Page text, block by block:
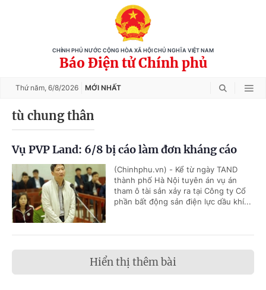
CHÍNH PHỦ NƯỚC CỘNG HÒA XÃ HỘI CHỦ NGHĨA VIỆT NAM
Báo Điện tử Chính phủ
Thứ năm, 6/8/2026 MỚI NHẤT
tù chung thân
Vụ PVP Land: 6/8 bị cáo làm đơn kháng cáo
(Chinhphu.vn) - Kể từ ngày TAND
thành phố Hà Nội tuyên án vụ án
tham ô tài sản xảy ra tại Công ty Cổ
phần bất động sản điện lực dầu khí...
Hiển thị thêm bài